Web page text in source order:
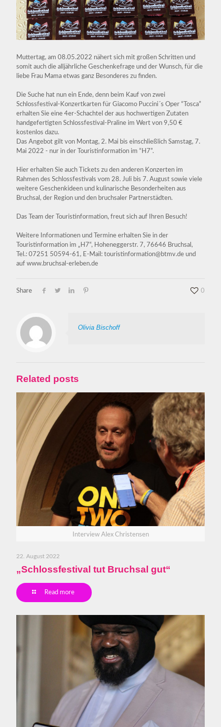
Muttertag, am 08.05.2022 nähert sich mit großen Schritten und
somit auch die alljährliche Geschenkefrage und der Wunsch, für die
liebe Frau Mama etwas ganz Besonderes zu finden.
Die Suche hat nun ein Ende, denn beim Kauf von zwei
Schlossfestival-Konzertkarten für Giacomo Puccini´s Oper “Tosca”
erhalten Sie eine 4er-Schachtel der aus hochwertigen Zutaten
handgefertigten Schlossfestival-Praline im Wert von 9,50 €
kostenlos dazu.
Das Angebot gilt von Montag, 2. Mai bis einschließlich Samstag, 7.
Mai 2022 - nur in der Touristinformation im “H7”.
Hier erhalten Sie auch Tickets zu den anderen Konzerten im
Rahmen des Schlossfestivals vom 28. Juli bis 7. August sowie viele
weitere Geschenkideen und kulinarische Besonderheiten aus
Bruchsal, der Region und den bruchsaler Partnerstädten.
Das Team der Touristinformation, freut sich auf Ihren Besuch!
Weitere Informationen und Termine erhalten Sie in der
Touristinformation im „H7“, Hoheneggerstr. 7, 76646 Bruchsal,
Tel.: 07251 50594-61, E-Mail: touristinformation@btmv.de und
auf www.bruchsal-erleben.de
Share 0
Olivia Bischoff
Related posts
Interview Alex Christensen
22. August 2022
„Schlossfestival tut Bruchsal gut“
Read more